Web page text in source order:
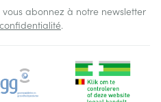
abonnez à notre newsletter
.